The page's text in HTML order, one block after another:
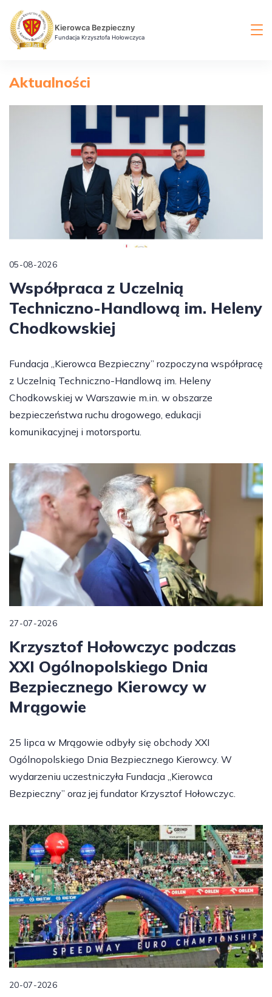
content
Kierowca Bezpieczny
Fundacja Krzysztofa Hołowczyca
Aktualności
05-08-2026
Współpraca z Uczelnią
Techniczno-Handlową im. Heleny
Chodkowskiej
Fundacja „Kierowca Bezpieczny” rozpoczyna współpracę
z Uczelnią Techniczno-Handlową im. Heleny
Chodkowskiej w Warszawie m.in. w obszarze
bezpieczeństwa ruchu drogowego, edukacji
komunikacyjnej i motorsportu.
27-07-2026
Krzysztof Hołowczyc podczas
XXI Ogólnopolskiego Dnia
Bezpiecznego Kierowcy w
Mrągowie
25 lipca w Mrągowie odbyły się obchody XXI
Ogólnopolskiego Dnia Bezpiecznego Kierowcy. W
wydarzeniu uczestniczyła Fundacja „Kierowca
Bezpieczny” oraz jej fundator Krzysztof Hołowczyc.
20-07-2026